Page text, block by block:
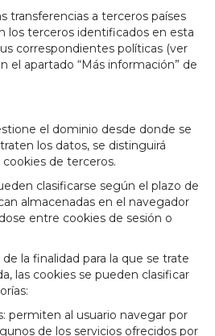
transferencias a terceros países
los terceros identificados en esta
correspondientes políticas (ver
el apartado “Más información” de
el dominio desde donde se
los datos, se distinguirá
de terceros.
clasificarse según el plazo de
almacenadas en el navegador
entre cookies de sesión o
la finalidad para la que se trate
las cookies se pueden clasificar
al usuario navegar por
de los servicios ofrecidos por